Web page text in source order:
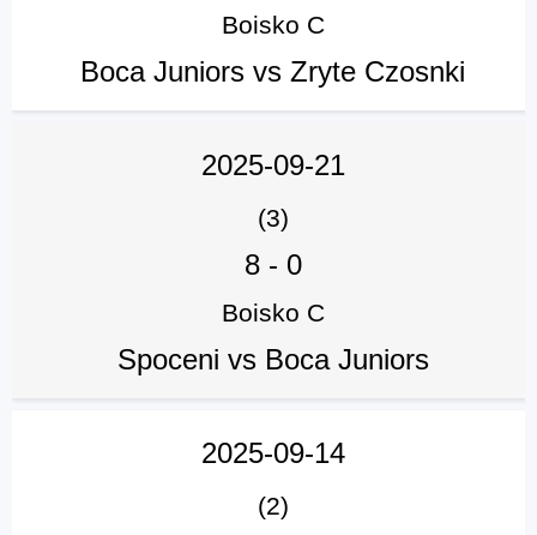
Boisko C
Boca Juniors vs Zryte Czosnki
2025-09-21
(3)
8- 0
Boisko C
Spoceni vs Boca Juniors
2025-09-14
(2)